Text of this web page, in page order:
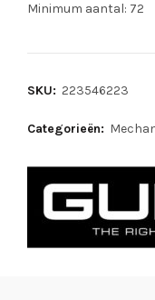
Minimum aantal: 72
SKU: 223546223
Categorieën: